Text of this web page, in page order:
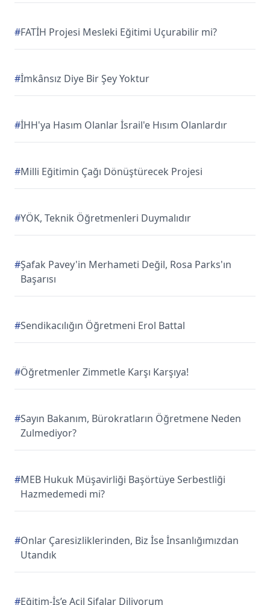
#FATİH Projesi Mesleki Eğitimi Uçurabilir mi?
#İmkânsız Diye Bir Şey Yoktur
#İHH'ya Hasım Olanlar İsrail'e Hısım Olanlardır
#Milli Eğitimin Çağı Dönüştürecek Projesi
#YÖK, Teknik Öğretmenleri Duymalıdır
#Şafak Pavey'in Merhameti Değil, Rosa Parks'ın
Başarısı
#Sendikacılığın Öğretmeni Erol Battal
#Öğretmenler Zimmetle Karşı Karşıya!
#Sayın Bakanım, Bürokratların Öğretmene Neden
Zulmediyor?
#MEB Hukuk Müşavirliği Başörtüye Serbestliği
Hazmedemedi mi?
#Onlar Çaresizliklerinden, Biz İse İnsanlığımızdan
Utandık
#Eğitim-İş’e Acil Şifalar Diliyorum